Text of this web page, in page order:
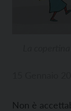
Non è